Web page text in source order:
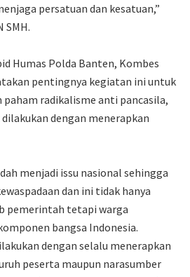
persatuan dan kesatuan,”
SMH.
Humas Polda Banten, Kombes
pentingnya kegiatan ini untuk
paham radikalisme anti pancasila,
dengan menerapkan
menjadi issu nasional sehingga
dan ini tidak hanya
pemerintah tetapi warga
bangsa Indonesia.
dengan selalu menerapkan
peserta maupun narasumber